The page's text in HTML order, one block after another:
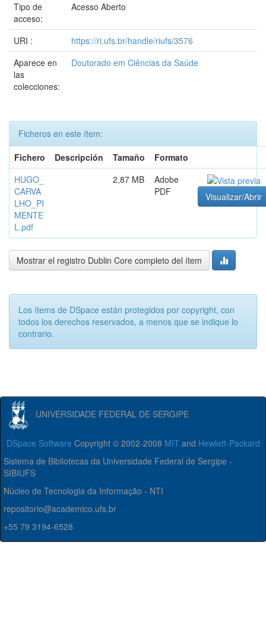
Tipo de
acceso:
Acesso Aberto
URI :
https://ri.ufs.br/handle/riufs/3576
Aparece en
las
colecciones:
Doutorado em Ciências da Saúde
Ficheros en este ítem:
Fichero
Descripción Tamaño
Formato
HUGO_
CARVA
LHO_PI
MENTE
L.pdf
2,87 MB
Adobe
PDF
Visualizar/Abrir
Mostrar el registro Dublin Core completo del ítem
Los ítems de DSpace están protegidos por copyright, con
todos los derechos reservados, a menos que se indique lo
contrario.
UNIVERSIDADE FEDERAL DE SERGIPE
DSpace Software Copyright © 2002-2008 MIT and Hewlett-Packard
Sistema de Bibliotecas da Universidade Federal de Sergipe -
SIBIUFS
Núcleo de Tecnologia da Informação - NTI
repositorio@academico.ufs.br
+55 79 3194-6528